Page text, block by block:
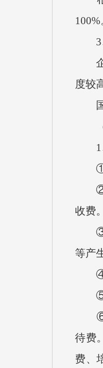
3、
企
度较
国
（
1、
①财
②事
收费
③年
等产
④基
⑤项
⑥“
待费
费、